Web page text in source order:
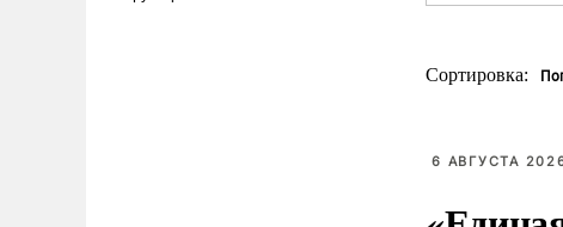
Сортировка:
6 АВГУСТА